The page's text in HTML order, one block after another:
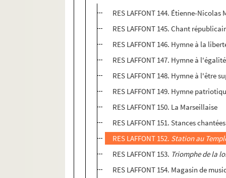
RES LAFFONT 144. Étienne-Nicolas
RES LAFFONT 145. Chant
RES LAFFONT 146. Hymne à la
RES LAFFONT 147. Hymne à
RES LAFFONT 148. Hymne à l'être
RES LAFFONT 149. Hymne
RES LAFFONT 150. La Marseillaise
RES LAFFONT 151. Stances
RES LAFFONT 152. Station au
RES LAFFONT 153. Triomphe de la
RES LAFFONT 154. Magasin de